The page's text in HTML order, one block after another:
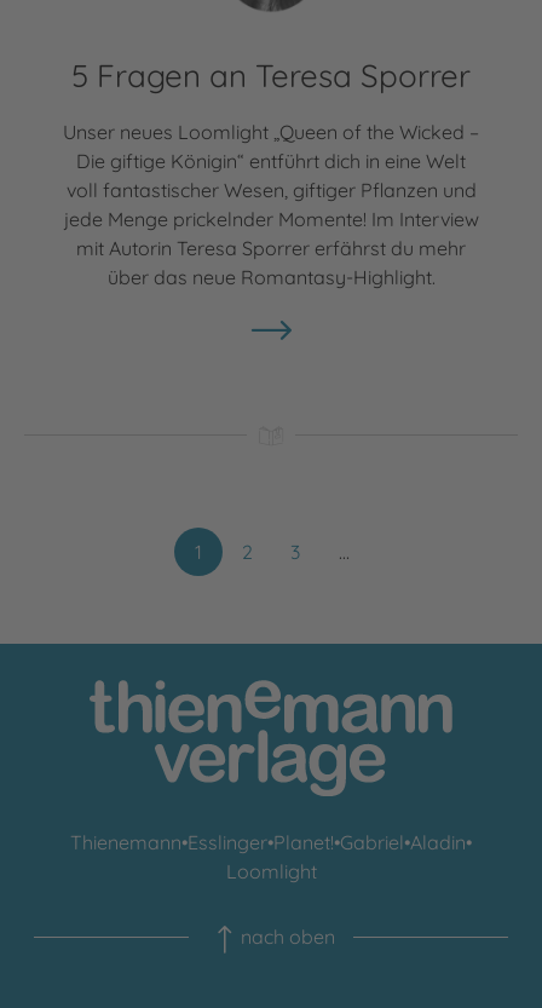
5 Fragen an Teresa Sporrer
Unser neues Loomlight „Queen of the Wicked –
Die giftige Königin“ entführt dich in eine Welt
voll fantastischer Wesen, giftiger Pflanzen und
jede Menge prickelnder Momente! Im Interview
mit Autorin Teresa Sporrer erfährst du mehr
über das neue Romantasy-Highlight.
1 2 3 …
Thienemann•Esslinger•Planet!•Gabriel•Aladin•
Loomlight
nach oben